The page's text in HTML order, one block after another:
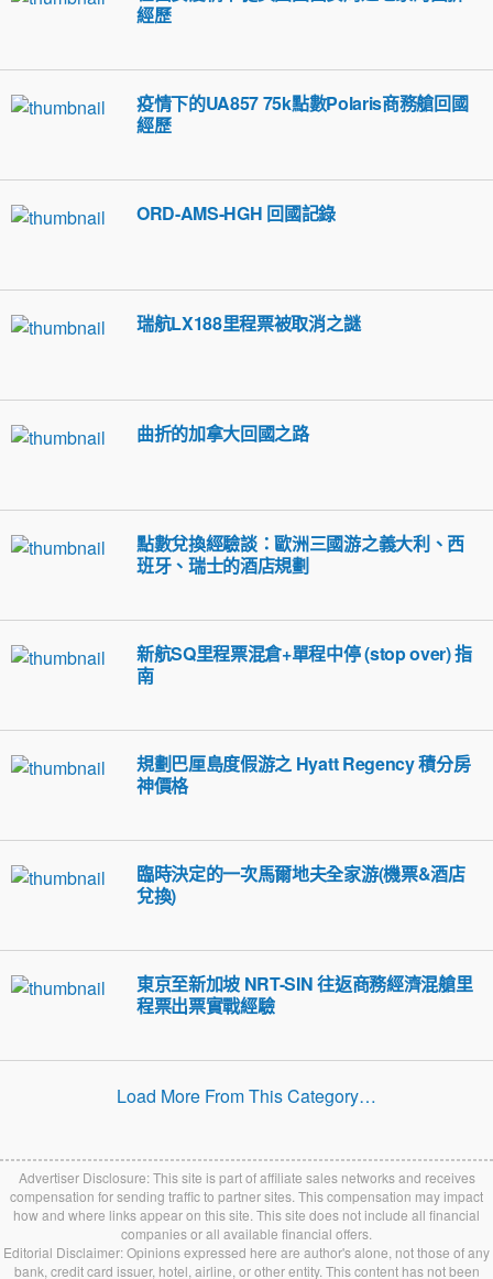
經歷
疫情下的UA857 75k點數Polaris商務艙回國
經歷
ORD-AMS-HGH 回國記錄
瑞航LX188里程票被取消之謎
曲折的加拿大回國之路
點數兌換經驗談：歐洲三國游之義大利、西
班牙、瑞士的酒店規劃
新航SQ里程票混倉+單程中停 (stop over) 指
南
規劃巴厘島度假游之 Hyatt Regency 積分房
神價格
臨時決定的一次馬爾地夫全家游(機票&酒店
兌換)
東京至新加坡 NRT-SIN 往返商務經濟混艙里
程票出票實戰經驗
Load More From This Category…
Advertiser Disclosure: This site is part of affiliate sales networks and receives
compensation for sending traffic to partner sites. This compensation may impact
how and where links appear on this site. This site does not include all financial
companies or all available financial offers.
Editorial Disclaimer: Opinions expressed here are author's alone, not those of any
bank, credit card issuer, hotel, airline, or other entity. This content has not been